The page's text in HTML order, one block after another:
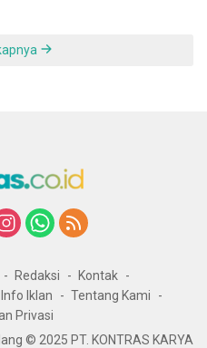
Redaksi
Kontak
Info Iklan
Tentang Kami
Privasi
© 2025 PT. KONTRAS KARYA